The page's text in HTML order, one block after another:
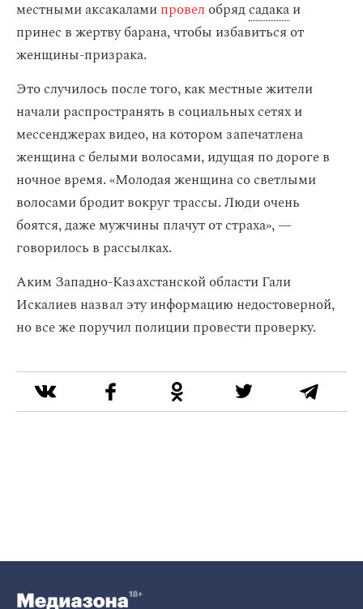
местными аксакаламипровел обрядсадакаи
принес в жертву барана, чтобы избавиться от
женщины-призрака.
Это случилось после того, как местные жители
начали распространять в социальных сетях и
мессенджерах видео, на котором запечатлена
женщина с белыми волосами, идущая по дороге в
ночное время. «Молодая женщина со светлыми
волосами бродит вокруг трассы. Люди очень
боятся, даже мужчины плачут от страха», —
говорилось в рассылках.
Аким Западно-Казахстанской области Гали
Искалиев назвал эту информацию недостоверной,
но все же поручил полиции провести проверку.